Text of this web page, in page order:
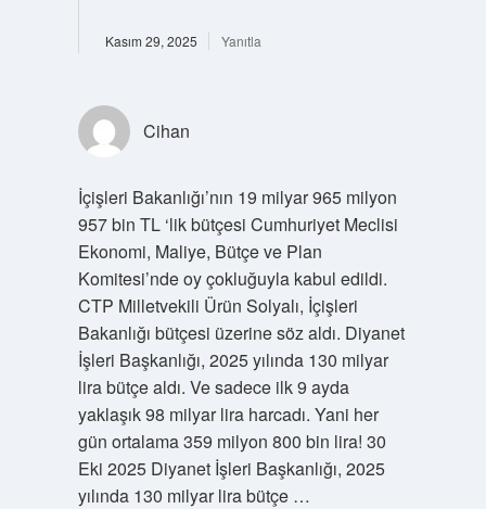
Kasım 29, 2025 Yanıtla
Cihan
İçişleri Bakanlığı’nın 19 milyar 965 milyon
957 bin TL ‘lik bütçesi Cumhuriyet Meclisi
Ekonomi, Maliye, Bütçe ve Plan
Komitesi’nde oy çokluğuyla kabul edildi.
CTP Milletvekili Ürün Solyalı, İçişleri
Bakanlığı bütçesi üzerine söz aldı. Diyanet
İşleri Başkanlığı, 2025 yılında 130 milyar
lira bütçe aldı. Ve sadece ilk 9 ayda
yaklaşık 98 milyar lira harcadı. Yani her
gün ortalama 359 milyon 800 bin lira! 30
Eki 2025 Diyanet İşleri Başkanlığı, 2025
yılında 130 milyar lira bütçe …